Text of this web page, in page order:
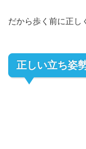
だから歩く前に正し
正しい立ち姿